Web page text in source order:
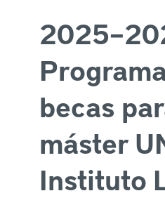
becas
máster
Instituto